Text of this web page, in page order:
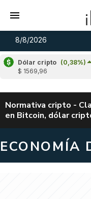
8/8/2026
Dólar cripto (0,38%)
$ 1569,96
(1,84%)
Normativa cripto -
en Bitcoin, dólar
ECONOMÍA